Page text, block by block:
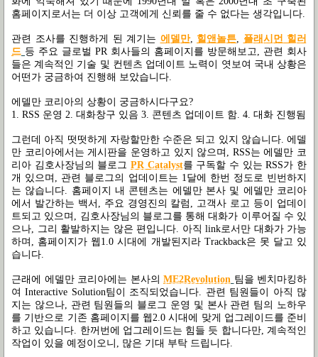
홈페이지로서는 더 이상 고객에게 신뢰를 줄 수 없다는 생각입니다.
관련 조사를 진행하게 된 계기는 에델만, 힐앤놀튼, 플래시먼 힐러
드 등 주요 글로벌 PR 회사들의 홈페이지를 방문해보고, 관련 회사
들은 계속적인 기술 및 컨텐츠 업데이트 노력이 엿보여 국내 상황은
어떤가 궁금하여 진행해 보았습니다.
에델만 코리아의 상황이 궁금하시다구요?
1. RSS 운영 2. 대화창구 있음 3. 콘텐츠 업데이트 함. 4. 대화 진행됨
그런데 아직 떳떳하게 자랑할만한 수준은 되고 있지 않습니다. 에델
만 코리아에서는 게시판을 운영하고 있지 않으며, RSS는 에델만 코
리아 김호사장님의 블로그 PR Catalyst를 구독할 수 있는 RSS가 한
개 있으며, 관련 블로그의 업데이트는 1달에 한번 정도로 빈번하지
는 않습니다. 홈페이지 내 콘텐츠는 에델만 본사 및 에델만 코리아
에서 발간하는 백서, 주요 경영진의 칼럼, 고객사 로고 등이 업데이
트되고 있으며, 김호사장님의 블로그를 통해 대화가 이루어질 수 있
으나, 그리 활발하지는 않은 편입니다. 아직 link로서만 대화가 가능
하며, 홈페이지가 웹1.0 시대에 개발된지라 Trackback은 못 달고 있
습니다.
근래에 에델만 코리아에는 본사의 ME2Revolution 팀을 벤치마킹하
여 Interactive Solution팀이 조직되었습니다. 관련 팀원들이 아직 많
지는 않으나, 관련 팀원들의 블로그 운영 및 본사 관련 팀의 노하우
를 기반으로 기존 홈페이지를 웹2.0 시대에 맞게 업그레이드를 준비
하고 있습니다. 한꺼번에 업그레이드는 힘들 듯 합니다만, 계속적인
작업이 있을 예정이오니, 많은 기대 부탁 드립니다.